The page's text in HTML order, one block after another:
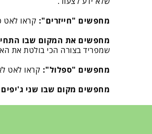
מחפשים "חייזרים": קראו
מחפשים את המקום שבו
שמפריד בצורה הכי בולטת את
מחפשים "ספלול": קראו לאט
מחפשים מקום שבו שני